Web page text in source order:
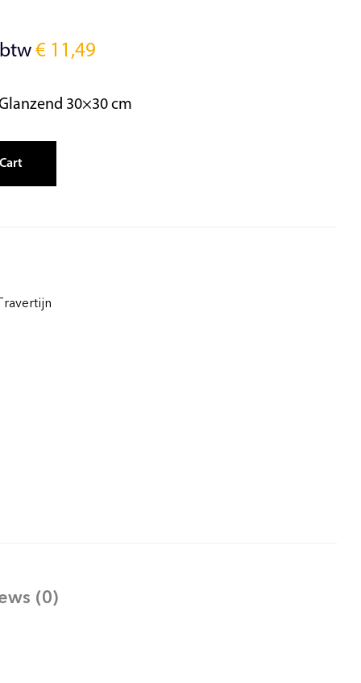
€11,49
30×30 cm
(0)